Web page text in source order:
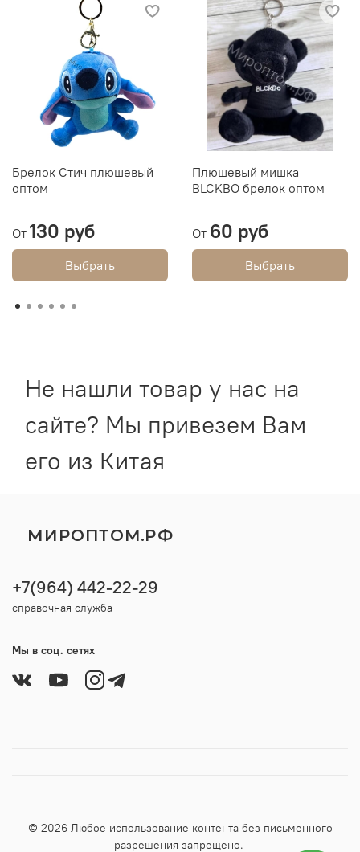
Брелок Стич плюшевый
оптом
От 130 руб
Выбрать
Плюшевый мишка
BLCKBO брелок оптом
От 60 руб
Выбрать
Не нашли товар у нас на
сайте? Мы привезем Вам
его из Китая
МИРОПТОМ.РФ
+7(964) 442-22-29
справочная служба
Мы в соц. сетях
© 2026 Любое использование контента без письменного
разрешения запрещено.